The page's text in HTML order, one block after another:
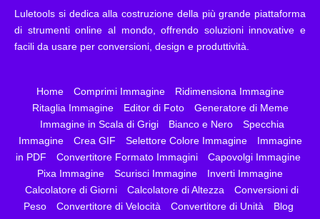
Luletools si dedica alla costruzione della più grande piattaforma
di strumenti online al mondo, offrendo soluzioni innovative e
facili da usare per conversioni, design e produttività.
Home Comprimi Immagine
Ridimensiona Immagine
Ritaglia Immagine
Editor di Foto
Generatore di Meme
Immagine in Scala di Grigi
Bianco e Nero
Specchia
Immagine
Crea GIF Selettore Colore Immagine
Immagine
in PDF
Convertitore Formato Immagini
Capovolgi Immagine
Pixa Immagine
Scurisci Immagine
Inverti Immagine
Calcolatore di Giorni
Calcolatore di Altezza
Conversioni di
Peso
Convertitore di Velocità Convertitore di Unità
Blog